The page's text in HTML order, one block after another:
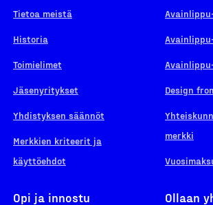
Tietoa meistä
Historia
Toimielimet
Jäsenyritykset
Yhdistyksen säännöt
Merkkien kriteerit ja
käyttöehdot
Design
merkki
Opi ja innostu Ollaan